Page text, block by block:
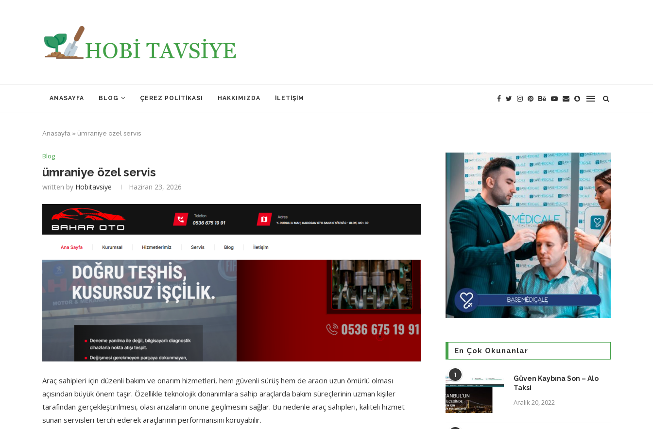
ANASAYFA BLOG ÇEREZ POLITIKASI HAKKIMIZDA İLETIŞIM
Anasayfa » ümraniye özel servis
Blog
ümraniye özel servis
written by Hobitavsiye Haziran 23, 2026
Araç sahipleri için düzenli bakım ve onarım hizmetleri, hem güvenli sürüş hem de aracın uzun ömürlü olması
açısından büyük önem taşır. Özellikle teknolojik donanımlara sahip araçlarda bakım süreçlerinin uzman kişiler
tarafından gerçekleştirilmesi, olası arızaların önüne geçilmesini sağlar. Bu nedenle araç sahipleri, kaliteli hizmet
sunan servisleri tercih ederek araçlarının performansını koruyabilir.
En Çok Okunanlar
1
Güven Kaybına Son – Alo
Taksi
Aralık 20, 2022